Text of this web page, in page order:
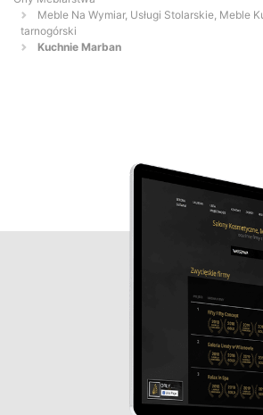
Meble Na Wymiar, Usługi Stolarskie, Meble
tarnogórski
Kuchnie Marban